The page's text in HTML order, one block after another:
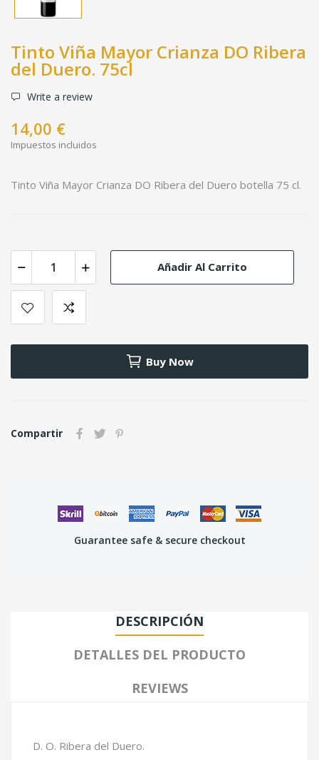
Tinto Viña Mayor Crianza DO Ribera
del Duero. 75cl
Write a review
14,00 €
Impuestos incluidos
Tinto Viña Mayor Crianza DO Ribera del Duero botella 75 cl.
Añadir Al Carrito
Buy Now
Compartir
Guarantee safe & secure checkout
DESCRIPCIÓN
DETALLES DEL PRODUCTO
REVIEWS
D. O. Ribera del Duero.